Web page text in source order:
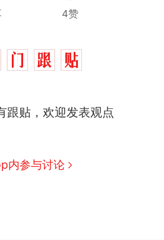
4赞
跟贴，欢迎发表观点
内参与讨论